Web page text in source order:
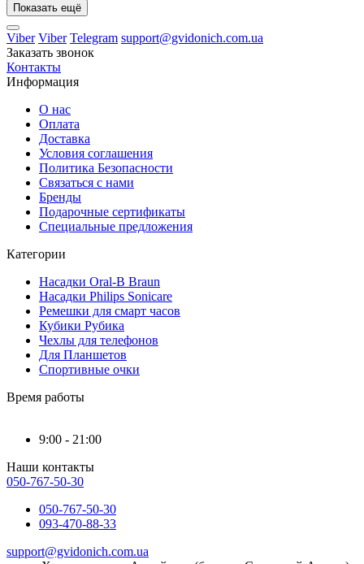
Показать ещё
Viber Viber Telegram support@gvidonich.com.ua
Заказать звонок
Контакты
Информация
О нас
Оплата
Доставка
Условия соглашения
Политика Безопасности
Связаться с нами
Бренды
Подарочные сертификаты
Специальные предложения
Категории
Насадки Oral-B Braun
Насадки Philips Sonicare
Ремешки для смарт часов
Кубики Рубика
Чехлы для телефонов
Для Планшетов
Спортивные очки
Время работы
9:00 - 21:00
Наши контакты
050-767-50-30
050-767-50-30
093-470-88-33
support@gvidonich.com.ua